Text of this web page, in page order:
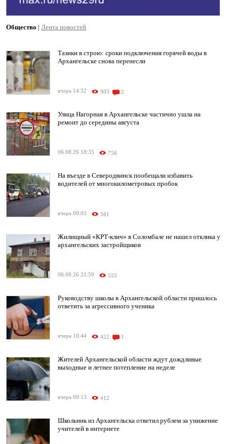
Общество | Лента новостей
Тазики в строю: сроки подключения горячей воды в
Архангельске снова перенесли
вчера 14:32 903 2
Улица Нагорная в Архангельске частично ушла на
ремонт до середины августа
06.08.26 18:35 756
На въезде в Северодвинск пообещали избавить
водителей от многокилометровых пробок
вчера 09:03 561
Жилищный «КРТ-клич» в Соломбале не нашел отклика у
архангельских застройщиков
06.08.26 21:59 555
Руководству школы в Архангельской области пришлось
ответить за агрессивного ученика
вчера 10:44 422 1
Жителей Архангельской области ждут дождливые
выходные и летнее потепление на неделе
вчера 09:13 412
Школьник из Архангельска ответил рублем за унижение
учителей в интернете